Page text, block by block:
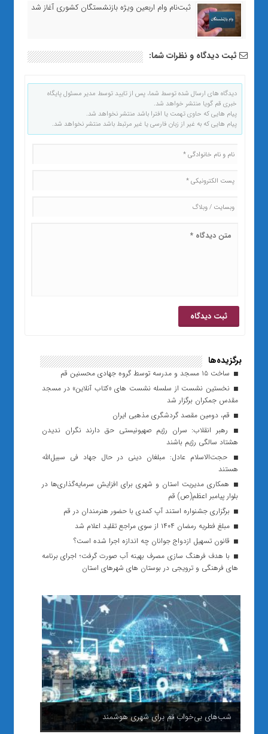
ثبت‌نام وام اربعین ویژه بازنشستگان کشوری آغاز شد
ثبت دیدگاه و نظرات شما:
دیدگاه های ارسال شده توسط شما، پس از تایید توسط مدیر مسئول پایگاه
خبری قم گویا منتشر خواهد شد.
پیام هایی که حاوی تهمت یا افترا باشد منتشر نخواهد شد.
پیام هایی که به غیر از زبان فارسی یا غیر مرتبط باشد منتشر نخواهد شد.
برگزیده‌ها
ساخت ۱۵ مسجد و مدرسه توسط گروه جهادی محسنین قم
نخستین نشست از سلسله نشست های «کتاب آنلاین» در مسجد
مقدس جمکران برگزار شد
قم، دومین مقصد گردشگری مذهبی ایران
رهبر انقلاب: سران رژیم صهیونیستی حق دارند نگران ندیدن
هشتاد سالگی رژیم باشند
حجت‌الاسلام عادل: مبلغان دینی در حال جهاد فی سبیل‌الله
هستند
همکاری مدیریت استان و شهری برای افزایش سرمایه‌گذاری‌ها در
بلوار پیامبر اعظم(ص) قم
برگزاری جشنواره استند آپ کمدی با حضور هنرمندان در قم
مبلغ فطریه رمضان ۱۴۰۴ از سوی مراجع تقلید اعلام شد
قانون تسهیل ازدواج جوانان چه اندازه اجرا شده است؟
با هدف فرهنگ سازی مصرف بهینه آب صورت گرفت؛ اجرای برنامه
های فرهنگی و ترویجی در بوستان های شهرهای استان
شب‌های بی‌خواب قم برای شهری هوشمند